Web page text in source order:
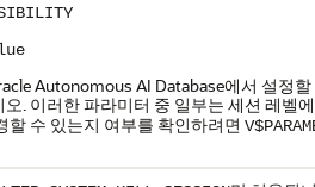
Autonomous AI Database에서 설정
. 이러한 파라미터 중 일부는 세션 레벨
할 수 있는지 여부를 확인하려면